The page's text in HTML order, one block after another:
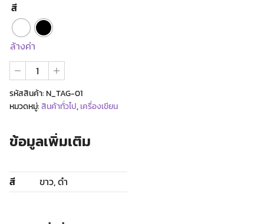
สี
ล้างค่า
จำนวน
แท็ก
ห้อย
กระเป๋า
CMU
รหัสสินค้า:N_TAG-01
หมวดหมู่:สินค้าทั่วไป,เครื่องเขียน
ข้อมูลเพิ่มเติม
สี ขาว, ดำ